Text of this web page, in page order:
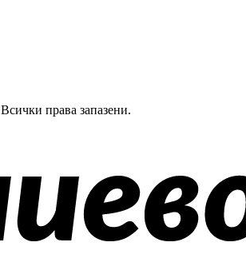
Всички права запазени.